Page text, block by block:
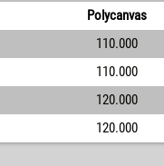
Polycanvas
110.000
110.000
120.000
120.000